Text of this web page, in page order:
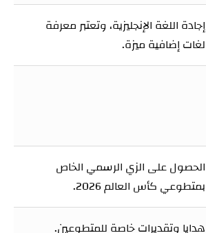
إجادة اللغة الإنجليزية، وتعتبر معرفة
لغات إضافية ميزة.
الحصول على الزي الرسمي الخاص
بمتطوعي كأس العالم 2026.
هدايا وتقديرات خاصة للمتطوعين.